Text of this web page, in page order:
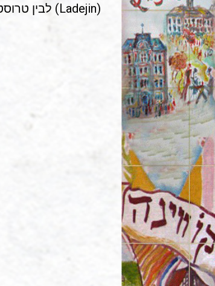
(Ladejin) לבין טרוסטיאנצ'יק (ostiancic),